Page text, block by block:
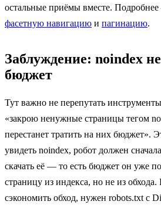
остальные приёмы вместе.
фасетную навигацию и пагинацию.
Заблуждение: noindex
бюджет
Тут важно не перепутать
«закрою ненужные страницы тегом
перестанет тратить на них бюджет».
увидеть noindex, робот должен
скачать её — то есть бюджет он уже
страницу из индекса, но не из
сэкономить обход, нужен robots.txt с